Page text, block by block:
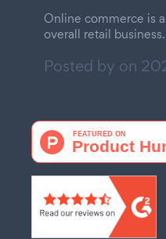
Online commerce is
overall retail business.
Posted by on